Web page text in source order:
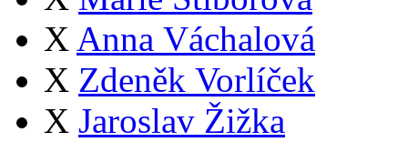
X Anna Váchalová
X Zdeněk Vorlíček
X Jaroslav Žižka